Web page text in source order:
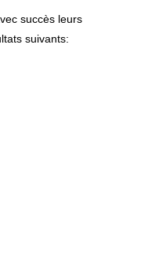
succès leurs
suivants: